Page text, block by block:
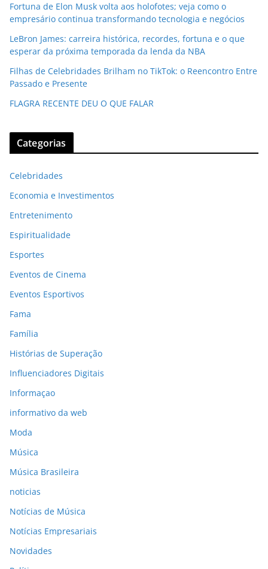
Fortuna de Elon Musk volta aos holofotes; veja como o
empresário continua transformando tecnologia e negócios
LeBron James: carreira histórica, recordes, fortuna e o que
esperar da próxima temporada da lenda da NBA
Filhas de Celebridades Brilham no TikTok: o Reencontro Entre
Passado e Presente
FLAGRA RECENTE DEU O QUE FALAR
Categorias
Celebridades
Economia e Investimentos
Entretenimento
Espiritualidade
Esportes
Eventos de Cinema
Eventos Esportivos
Fama
Família
Histórias de Superação
Influenciadores Digitais
Informaçao
informativo da web
Moda
Música
Música Brasileira
noticias
Notícias de Música
Notícias Empresariais
Novidades